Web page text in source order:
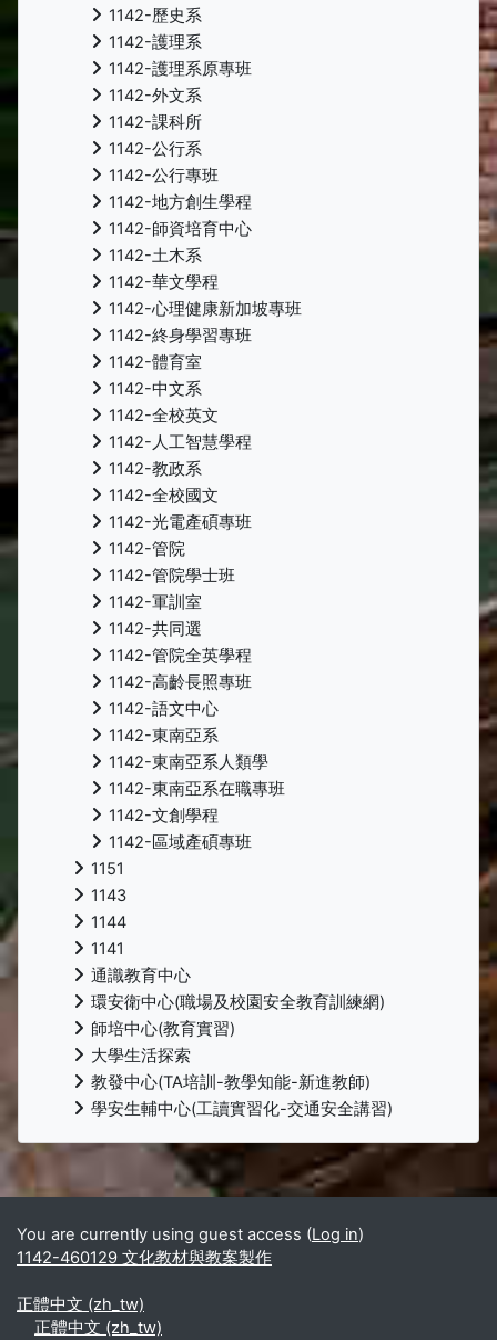
1142-歷史系
1142-護理系
1142-護理系原專班
1142-外文系
1142-課科所
1142-公行系
1142-公行專班
1142-地方創生學程
1142-師資培育中心
1142-土木系
1142-華文學程
1142-心理健康新加坡專班
1142-終身學習專班
1142-體育室
1142-中文系
1142-全校英文
1142-人工智慧學程
1142-教政系
1142-全校國文
1142-光電產碩專班
1142-管院
1142-管院學士班
1142-軍訓室
1142-共同選
1142-管院全英學程
1142-高齡長照專班
1142-語文中心
1142-東南亞系
1142-東南亞系人類學
1142-東南亞系在職專班
1142-文創學程
1142-區域產碩專班
1151
1143
1144
1141
通識教育中心
環安衛中心(職場及校園安全教育訓練網)
師培中心(教育實習)
大學生活探索
教發中心(TA培訓-教學知能-新進教師)
學安生輔中心(工讀實習化-交通安全講習)
Supplementary blocks
You are currently using guest access (Log in)
1142-460129 文化教材與教案製作
正體中文 ‎(zh_tw)‎
正體中文 ‎(zh_tw)‎